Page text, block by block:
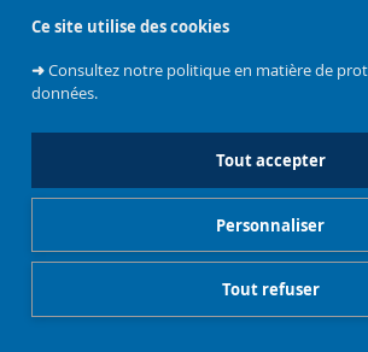
Ce site utilise des cookies
➜Consultez notre politique en matière de
données.
Tout accepter
Tout refuser
Personnaliser